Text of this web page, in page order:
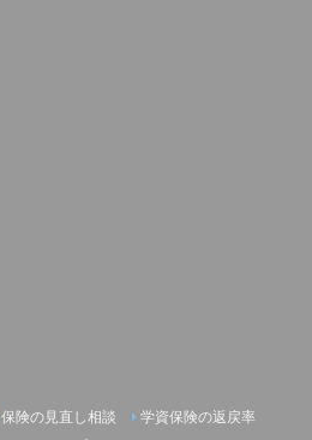
保険の見直し相談
学資保険の返戻率